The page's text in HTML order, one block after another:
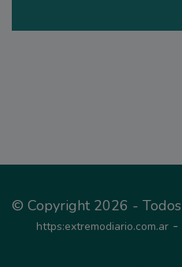
© Copyright 2026 -
https:extremodiario.com.ar -